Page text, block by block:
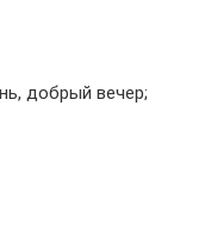
добрый вечер;